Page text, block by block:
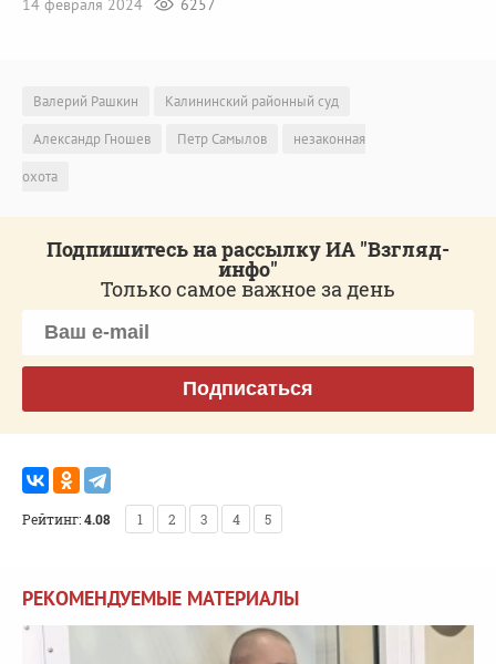
14 февраля 2024 6257
Валерий Рашкин
Калининский районный суд
Александр Гношев
Петр Самылов
незаконная
охота
Подпишитесь на рассылку ИА "Взгляд-
инфо"
Только самое важное за день
Подписаться
Рейтинг:4.08 1 2 3 4 5
РЕКОМЕНДУЕМЫЕ МАТЕРИАЛЫ